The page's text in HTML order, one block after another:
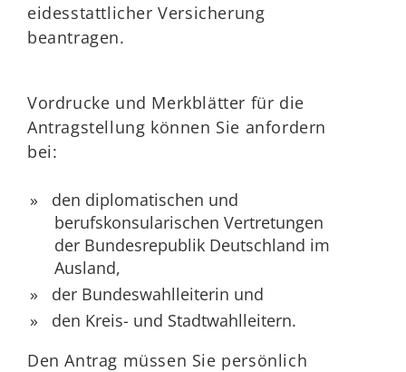
eidesstattlicher Versicherung
beantragen.
Vordrucke und Merkblätter für die
Antragstellung können Sie anfordern
bei:
den diplomatischen und
berufskonsularischen Vertretungen
der Bundesrepublik Deutschland im
Ausland,
der Bundeswahlleiterin und
den Kreis- und Stadtwahlleitern.
Den Antrag müssen Sie persönlich